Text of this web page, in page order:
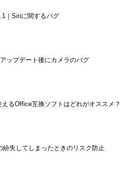
｜Siriに関するバグ
ップデート後にカメラのバグ
えるOffice互換ソフトはどれがオススメ？
紛失してしまったときのリスク防止